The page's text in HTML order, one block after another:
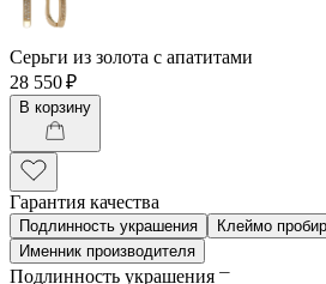
Серьги из золота с апатитами
28 550 ₽
В корзину
Гарантия качества
Подлинность украшения
Клеймо
Именник производителя
Подлинность украшения